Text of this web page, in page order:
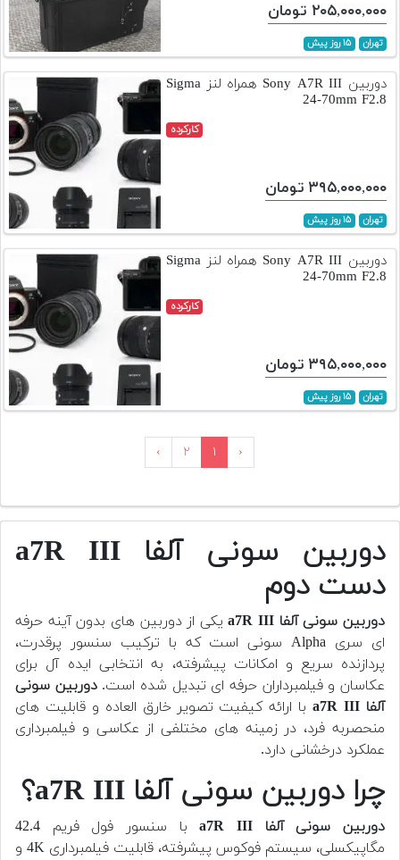
۲۰۵,۰۰۰,۰۰۰ تومان
تهران ۱۵ روز پیش
دوربین Sony A7R III همراه لنز Sigma
24-70mm F2.8
کارکرده
۳۹۵,۰۰۰,۰۰۰ تومان
تهران ۱۵ روز پیش
دوربین Sony A7R III همراه لنز Sigma
24-70mm F2.8
کارکرده
۳۹۵,۰۰۰,۰۰۰ تومان
تهران ۱۵ روز پیش
‹ ۱ ۲ ›
دوربین سونی آلفا a7R III
دست دوم
دوربین سونی آلفا a7R III
یکی از دوربین های بدون آینه حرفه
ای سری Alpha سونی است که با ترکیب سنسور پرقدرت،
پردازنده سریع و امکانات پیشرفته، به انتخابی ایده آل برای
عکاسان و فیلمبرداران حرفه ای تبدیل شده است.دوربین سونی
آلفا a7R III
با ارائه کیفیت تصویر خارق العاده و قابلیت های
منحصربه فرد، در زمینه های مختلفی از عکاسی و فیلمبرداری
عملکرد درخشانی دارد.
چرا دوربین سونی آلفا a7R III؟
دوربین سونی آلفا a7R III
با سنسور فول فریم 42.4
مگاپیکسلی، سیستم فوکوس پیشرفته، قابلیت فیلمبرداری 4K و